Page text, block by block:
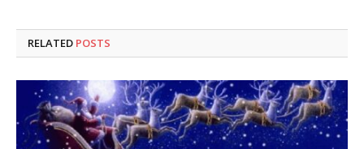
RELATED POSTS